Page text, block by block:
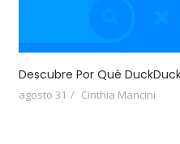
Descubre Por Qué
agosto 31 Cinthia Mancini